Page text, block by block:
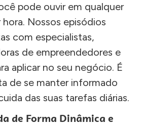
pode ouvir em qualquer
Nossos episódios
com especialistas,
de empreendedores e
aplicar no seu negócio. É
de se manter informado
das suas tarefas diárias.
de Forma Dinâmica e